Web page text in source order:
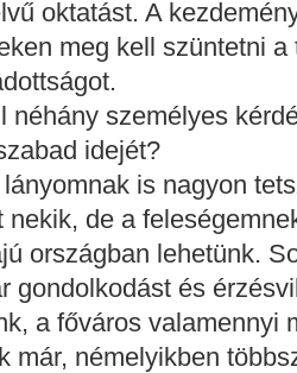
oktatást. A
meg kell szüntetni
néhány személyes
idejét?
lányomnak is nagyon
nekik, de a
országban lehetünk.
gondolkodást és
a főváros valamennyi
már, némelyikben